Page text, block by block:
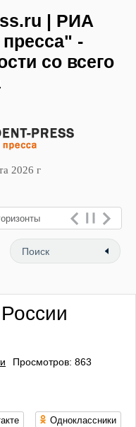
| РИА
-
со всего
2026 г
центр
Просмотров: 863
Одноклассники